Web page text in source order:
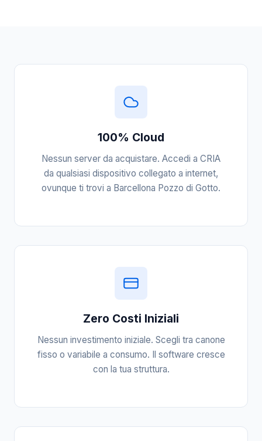
100% Cloud
Nessun server da acquistare. Accedi a CRIA
da qualsiasi dispositivo collegato a internet,
ovunque ti trovi a Barcellona Pozzo di Gotto.
Zero Costi Iniziali
Nessun investimento iniziale. Scegli tra canone
fisso o variabile a consumo. Il software cresce
con la tua struttura.